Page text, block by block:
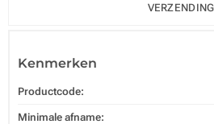
VERZENDING
Kenmerken
Productcode:
Minimale afname: